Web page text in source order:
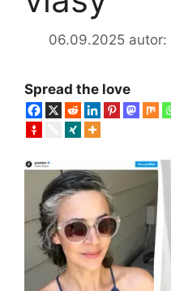
06.09.2025 autor:
Spread the love